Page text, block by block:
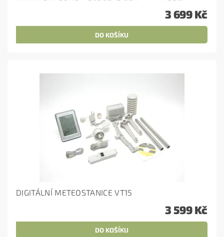
3 699 Kč
DIGITÁLNÍ METEOSTANICE VT15
3 599 Kč